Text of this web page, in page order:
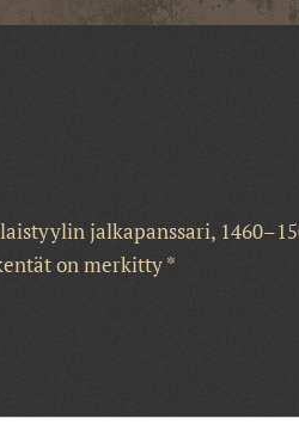
jalkapanssari,
on merkitty*